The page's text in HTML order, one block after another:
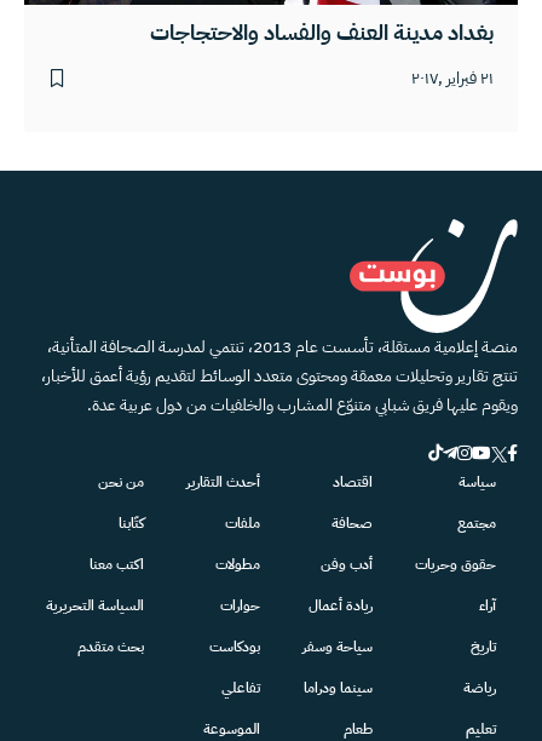
بغداد مدينة العنف والفساد والاحتجاجات
٢١ فبراير ,٢٠١٧
منصة إعلامية مستقلة، تأسست عام 2013، تنتمي لمدرسة الصحافة المتأنية،
تنتج تقارير وتحليلات معمقة ومحتوى متعدد الوسائط لتقديم رؤية أعمق للأخبار،
ويقوم عليها فريق شبابي متنوّع المشارب والخلفيات من دول عربية عدة.
سياسة
مجتمع
حقوق وحريات
آراء
تاريخ
رياضة
تعليم
اقتصاد
صحافة
أدب وفن
ريادة أعمال
سياحة وسفر
سينما ودراما
طعام
أحدث التقارير
ملفات
مطولات
حوارات
بودكاست
تفاعلي
الموسوعة
من نحن
كتّابنا
اكتب معنا
السياسة التحريرية
بحث متقدم